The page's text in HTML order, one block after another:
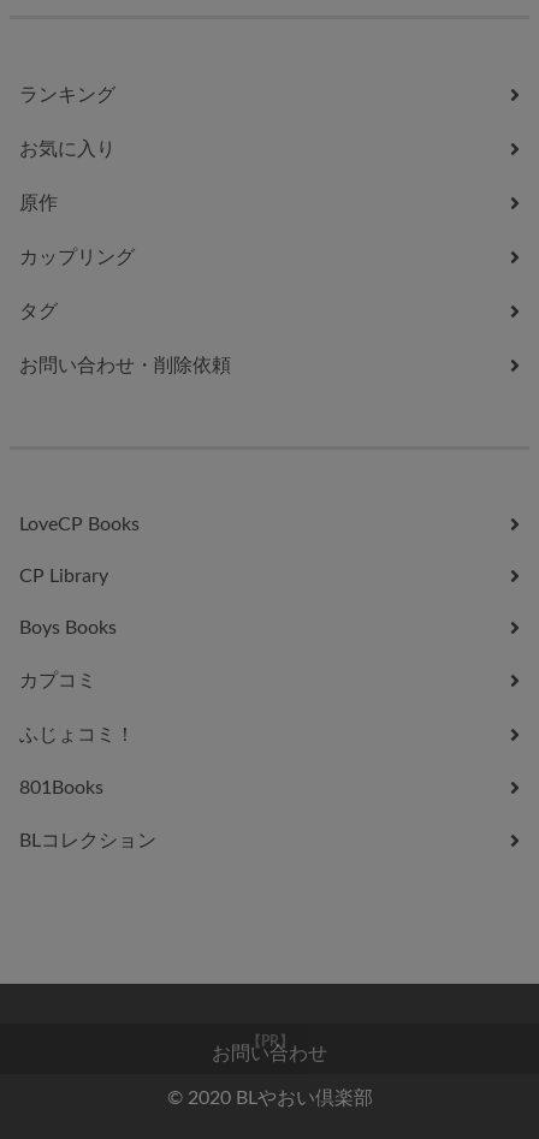
ランキング
お気に入り
原作
カップリング
タグ
お問い合わせ・削除依頼
LoveCP Books
CP Library
Boys Books
カプコミ
ふじょコミ！
801Books
BLコレクション
お問い合わせ
© 2020 BLやおい倶楽部